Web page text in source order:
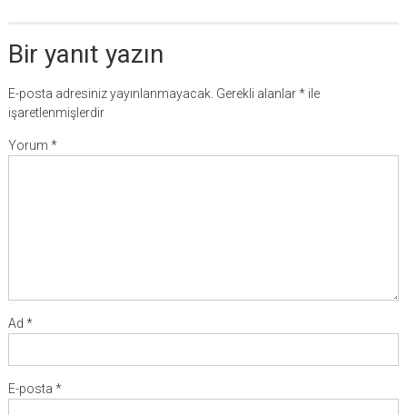
Bir yanıt yazın
E-posta adresiniz yayınlanmayacak. Gerekli alanlar*ile
işaretlenmişlerdir
Yorum *
Ad *
E-posta *